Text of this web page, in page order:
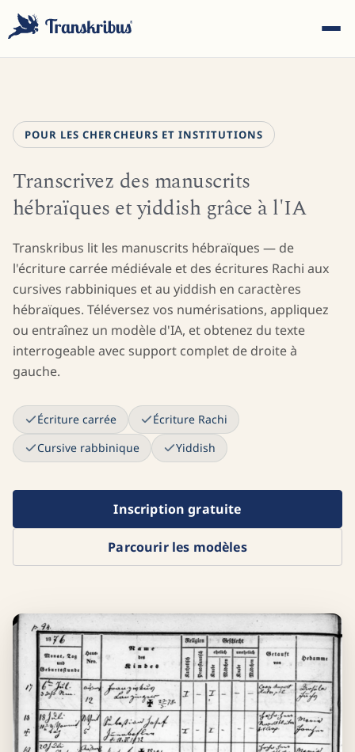
Commencez à taper pour rechercher parmi les modèles,
sites et articles de blog...
POUR LES CHERCHEURS ET INSTITUTIONS
Transcrivez des manuscrits
hébraïques et yiddish grâce à l'IA
Transkribus lit les manuscrits hébraïques — de
l'écriture carrée médiévale et des écritures Rachi aux
cursives rabbiniques et au yiddish en caractères
hébraïques. Téléversez vos numérisations, appliquez
ou entraînez un modèle d'IA, et obtenez du texte
interrogeable avec support complet de droite à
gauche.
Écriture carrée
Écriture Rachi
Cursive rabbinique
Yiddish
Inscription gratuite
Parcourir les modèles